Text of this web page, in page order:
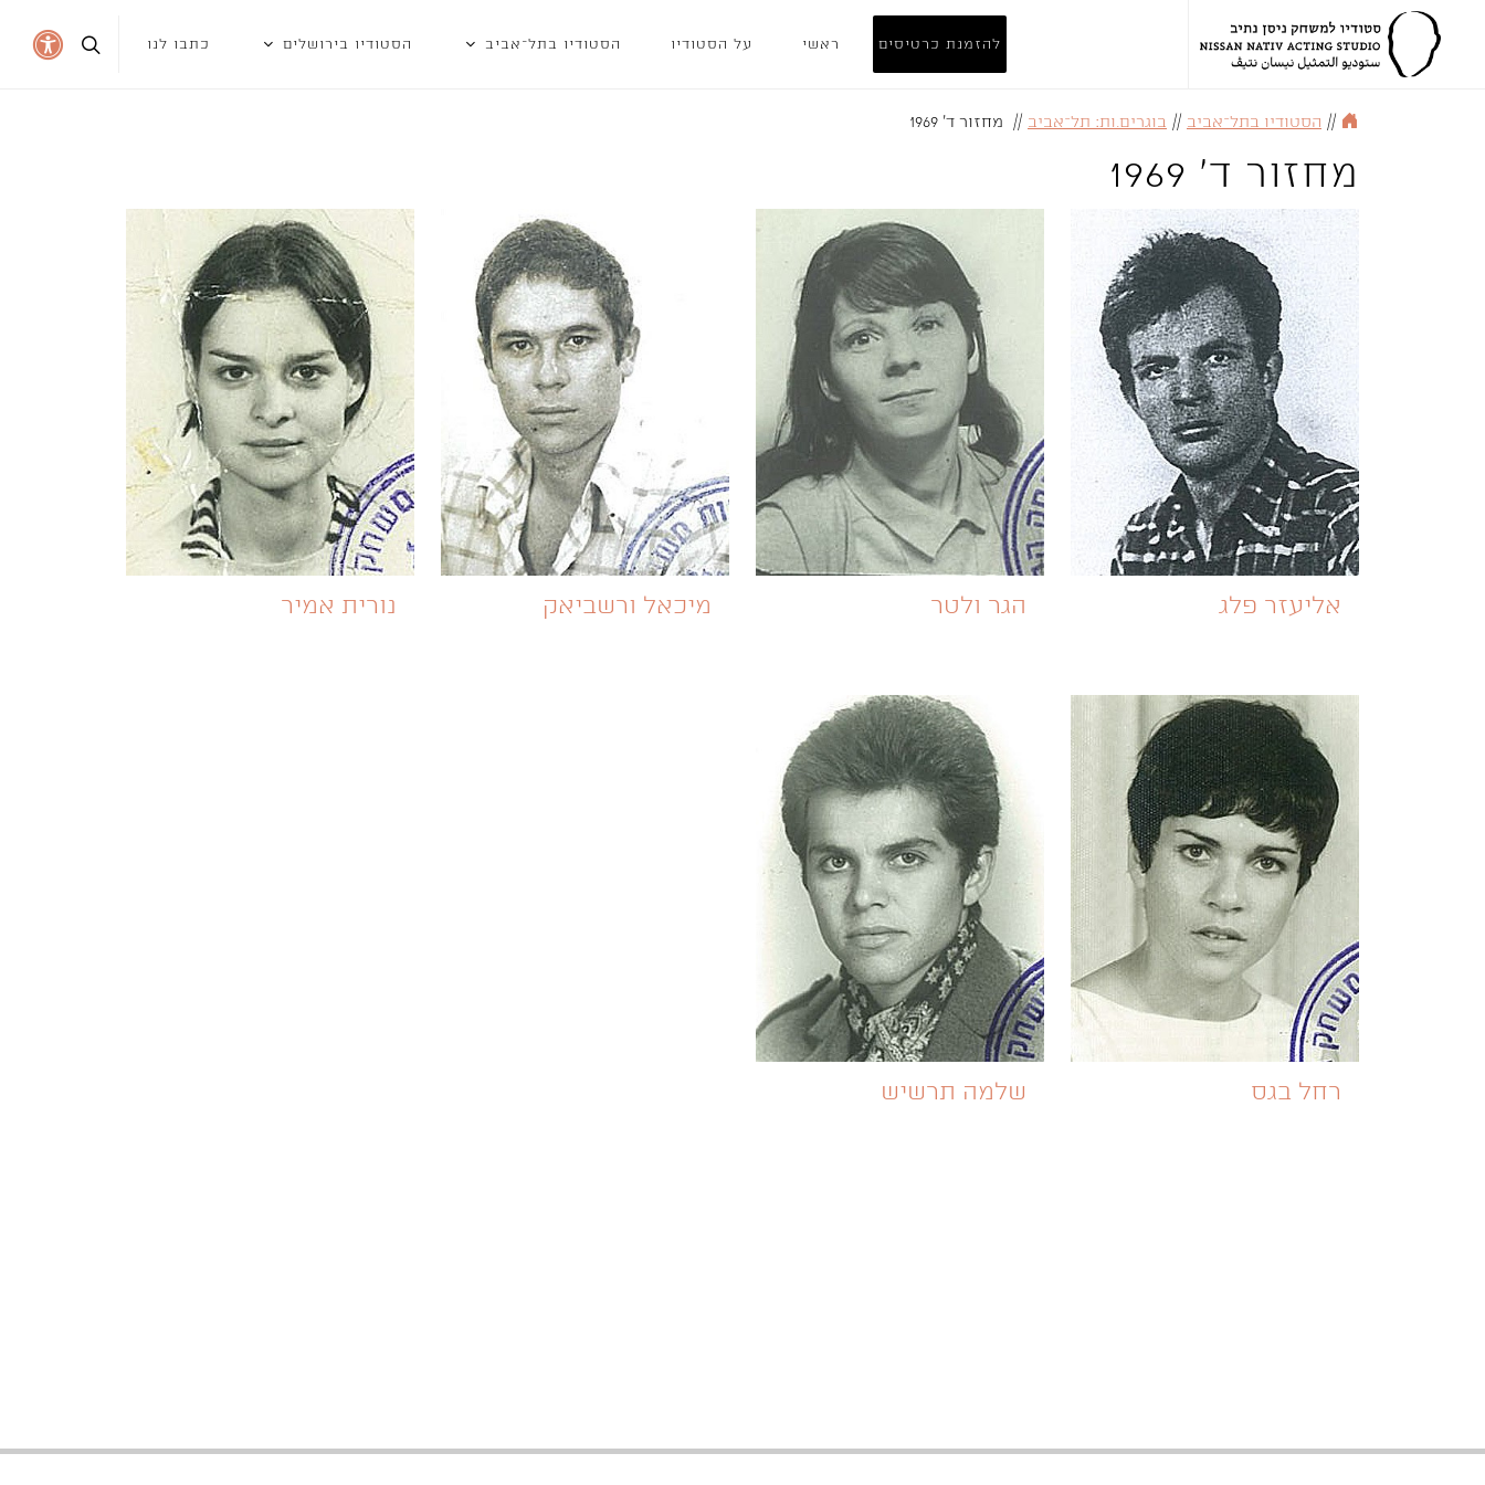
להזמנת כרטיסים ראשי על הסטודיו הסטודיו בתל־אביב הסטודיו בירושלים כתבו לנו
// הסטודיו בתל־אביב // בוגרים.ות: תל־אביב // מחזור ד' 1969
מחזור ד' 1969
אליעזר פלג הגר ולטר מיכאל ורשביאק נורית אמיר
רחל בגס שלמה תרשיש